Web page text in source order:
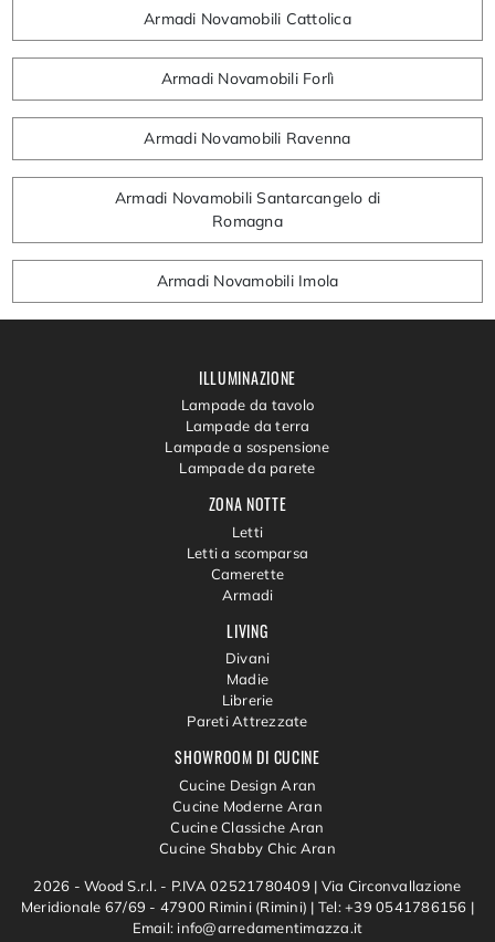
Armadi Novamobili Cattolica
Armadi Novamobili Forlì
Armadi Novamobili Ravenna
Armadi Novamobili Santarcangelo di
Romagna
Armadi Novamobili Imola
SHOWROOM DI CUCINE
Cucine Design Aran
Cucine Moderne Aran
Cucine Classiche Aran
Cucine Shabby Chic Aran
LIVING
Divani
Madie
Librerie
Pareti Attrezzate
ZONA NOTTE
Letti
Letti a scomparsa
Camerette
Armadi
ILLUMINAZIONE
Lampade da tavolo
Lampade da terra
Lampade a sospensione
Lampade da parete
2026 - Wood S.r.l. - P.IVA 02521780409 | Via Circonvallazione
Meridionale 67/69 - 47900 Rimini (Rimini) | Tel: +39 0541786156 |
Email: info@arredamentimazza.it